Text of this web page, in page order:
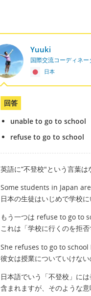
Yuuki
国際交流コーディネー
日本
回答
unable to go to school
refuse to go to school
英語に”不登校"という言葉は
Some students in Japan
日本の生徒はいじめで学校
もう一つは refuse to go to
これは「学校に行くのを拒否
She refuses to go to
彼女は授業についていけな
日本語でいう「不登校」に
含まれますが、そのような